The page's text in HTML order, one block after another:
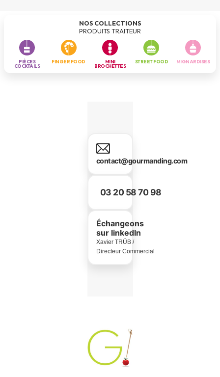
NOS COLLECTIONS
PRODUITS TRAITEUR
PIÈCES
COCKTAILS
FINGER FOOD MINI
BROCHETTES
STREET FOOD MIGNARDISES
contact@gourmanding.com
03 20 58 70 98
Échangeons
sur linkedIn
Xavier TRÜB /
Directeur Commercial